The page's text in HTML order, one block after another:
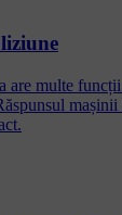
are multe